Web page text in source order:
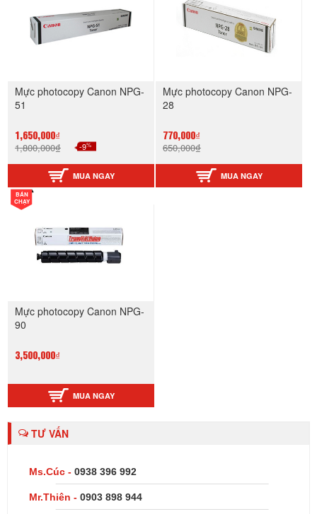
Mực photocopy Canon NPG-
51
1,650,000₫
1,800,000₫ -9%
MUA NGAY
Mực photocopy Canon NPG-
28
770,000₫
650,000₫
MUA NGAY
BÁN
CHẠY
Mực photocopy Canon NPG-
90
3,500,000₫
MUA NGAY
TƯ VẤN
Ms.Cúc - 0938 396 992
Mr.Thiên - 0903 898 944